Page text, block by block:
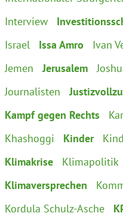
Interview
Israel
Issa Amro Ivan
Jemen
Jerusalem
Journalisten
Kampf gegen Rechts
Khashoggi
Kinder
Klimakrise
Klimapolitik
Klimaversprechen
Kordula Schulz-Asche